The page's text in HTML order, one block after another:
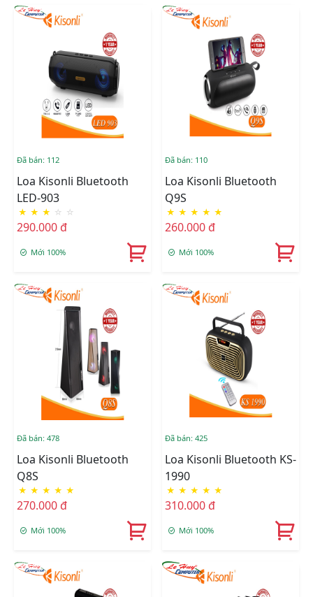
Đã bán: 112
Loa Kisonli Bluetooth
LED-903
★ ★ ★ ☆ ☆
290.000 đ
Mới 100%
Đã bán: 110
Loa Kisonli Bluetooth
Q9S
★ ★ ★ ★ ★
260.000 đ
Mới 100%
Đã bán: 478
Loa Kisonli Bluetooth
Q8S
★ ★ ★ ★ ★
270.000 đ
Mới 100%
Đã bán: 425
Loa Kisonli Bluetooth KS-
1990
★ ★ ★ ★ ★
310.000 đ
Mới 100%